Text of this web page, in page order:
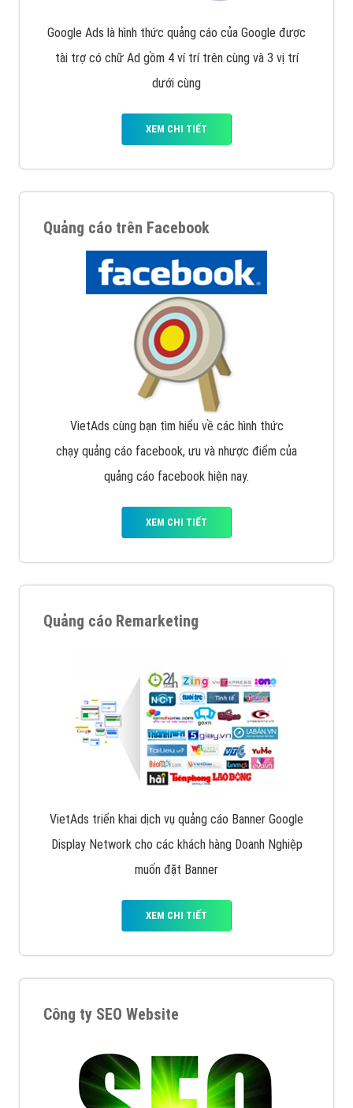
Google Ads là hình thức quảng cáo của Google được
tài trợ có chữ Ad gồm 4 ví trí trên cùng và 3 vị trí
dưới cùng
XEM CHI TIẾT
Quảng cáo trên Facebook
VietAds cùng bạn tìm hiểu về các hình thức
chạy quảng cáo facebook, ưu và nhược điểm của
quảng cáo facebook hiện nay.
XEM CHI TIẾT
Quảng cáo Remarketing
VietAds triển khai dịch vụ quảng cáo Banner Google
Display Network cho các khách hàng Doanh Nghiệp
muốn đặt Banner
XEM CHI TIẾT
Công ty SEO Website